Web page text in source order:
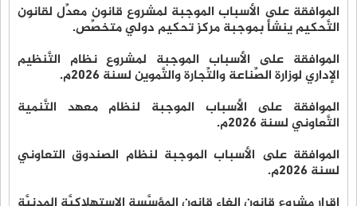
الموافقة على الأسباب الموجبة لمشروع قانون معدِّل لقانون
التَّحكيم ينشأ بموجبة مركز تحكيم دولي متخصِّص.
الموافقة على الأسباب الموجبة لمشروع نظام التَّنظيم
الإداري لوزارة الصِّناعة والتِّجارة والتَّموين لسنة 2026م.
الموافقة على الأسباب الموجبة لنظام معهد التَّنمية
التَّعاوني لسنة 2026م.
الموافقة على الأسباب الموجبة لنظام الصندوق التعاوني
لسنة 2026م.